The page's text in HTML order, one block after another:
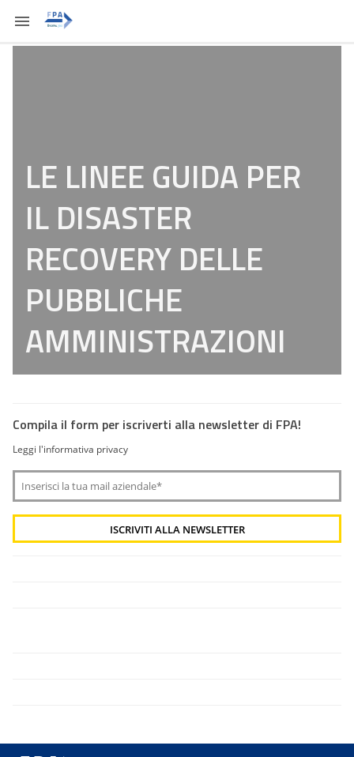
LE LINEE GUIDA PER
IL DISASTER
RECOVERY DELLE
PUBBLICHE
AMMINISTRAZIONI
Compila il form per iscriverti alla newsletter di FPA!
Leggi l'informativa privacy